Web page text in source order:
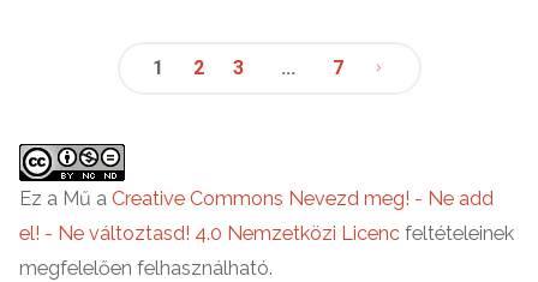
a
lapozása
1 2 3 … 7
Ez a Mű a Creative Commons Nevezd meg! - Ne add
el! - Ne változtasd! 4.0 Nemzetközi Licenc feltételeinek
megfelelően felhasználható.